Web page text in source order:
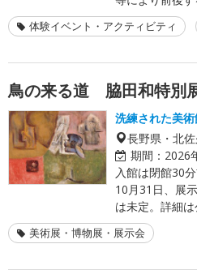
体験イベント・アクティビティ
鳥の来る道 脇田和特別
洗練された美
長野県・北
期間： 2026
入館は閉館30
10月31日、展
は未定。詳細は
美術展・博物展・展示会